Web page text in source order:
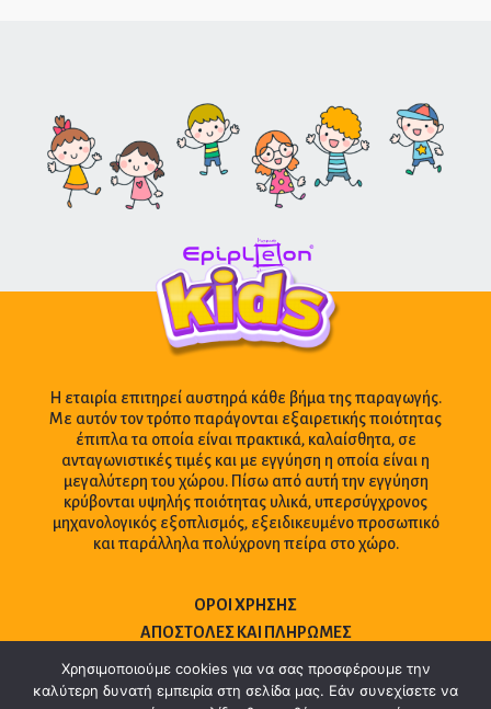
Η εταιρία επιτηρεί αυστηρά κάθε βήμα της παραγωγής.
Με αυτόν τον τρόπο παράγονται εξαιρετικής ποιότητας
έπιπλα τα οποία είναι πρακτικά, καλαίσθητα, σε
ανταγωνιστικές τιμές και με εγγύηση η οποία είναι η
μεγαλύτερη του χώρου. Πίσω από αυτή την εγγύηση
κρύβονται υψηλής ποιότητας υλικά, υπερσύγχρονος
μηχανολογικός εξοπλισμός, εξειδικευμένο προσωπικό
και παράλληλα πολύχρονη πείρα στο χώρο.
ΌΡΟΙ ΧΡΉΣΗΣ
ΑΠΟΣΤΟΛΈΣ ΚΑΙ ΠΛΗΡΩΜΈΣ
ΕΠΙΚΟΙΝΩΝΊΑ
Χρησιμοποιούμε cookies για να σας προσφέρουμε την
καλύτερη δυνατή εμπειρία στη σελίδα μας. Εάν συνεχίσετε να